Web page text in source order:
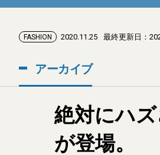
FASHION 2020.11.25 最終更新日：
アーカイブ
絶対にハ
が登場。